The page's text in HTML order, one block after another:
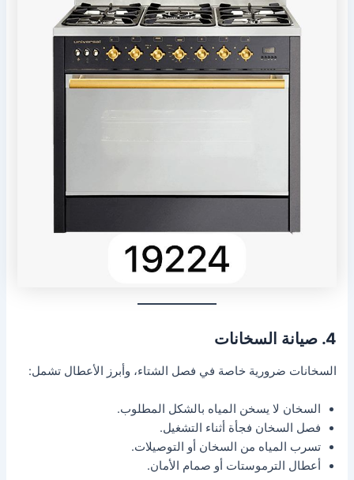
4. صيانة السخانات
السخانات ضرورية خاصة في فصل الشتاء، وأبرز الأعطال تشمل:
السخان لا يسخن المياه بالشكل المطلوب.
فصل السخان فجأة أثناء التشغيل.
تسرب المياه من السخان أو التوصيلات.
أعطال الترموستات أو صمام الأمان.